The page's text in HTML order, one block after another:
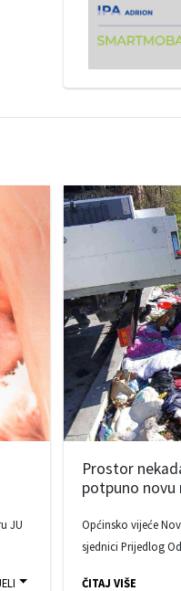
JU
Prostor
potpuno novu
Općinsko vijeće
sjednici Prijedlog
ČITAJ VIŠE